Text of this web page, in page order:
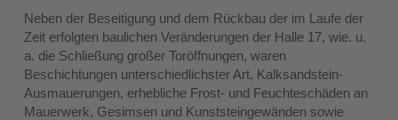
Neben der Beseitigung und dem Rückbau der im Laufe der
Zeit erfolgten baulichen Veränderungen der Halle 17, wie. u.
a. die Schließung großer Toröffnungen, waren
Beschichtungen unterschiedlichster Art, Kalksandstein-
Ausmauerungen, erhebliche Frost- und Feuchteschäden an
Mauerwerk, Gesimsen und Kunststeingewänden sowie